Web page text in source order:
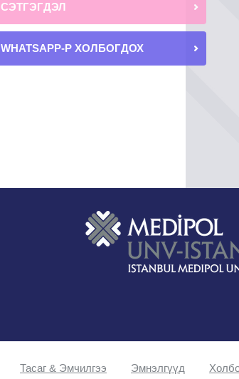
СЭТГЭГДЭЛ
WHATSAPP-Р ХОЛБОГДОХ
Тасаг & Эмчилгээ Эмнэлгүүд